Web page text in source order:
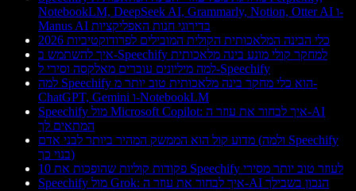
NotebookLM, DeepSeek AI, Grammarly, Notion, Otter AI ו-
Manus AI בדירוגי חנות האפליקציות
כלי הבינה המלאכותית הקולית המובילים לפרודוקטיביות 2026
איך להשתמש ב-Speechify למחקר קולי מונע בינה מלאכותית
למה מיליונים עוברים מאלקסה וסירי ל-Speechify
למה Speechify הוא כלי מחקר בינה מלאכותית טוב יותר מ-
ChatGPT, Gemini ו-NotebookLM
Speechify מול Microsoft Copilot: איך לבחור את עוזר ה-AI
המתאים לך
מדוע קול הוא הממשק המהיר ביותר לבני אדם (ולמה Speechify
בנוי כך)
10 פקודות קוליות שהופכות את Speechify לעוזר טוב יותר מסירי
Speechify מול Grok: איך לבחור את עוזר ה-AI הנכון בשבילך